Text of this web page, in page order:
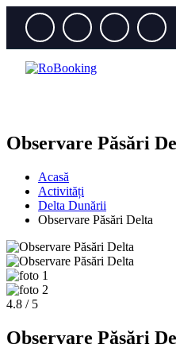
Observare Păsări
Acasă
Activități
Delta Dunării
Observare Păsări Delta
4.8 / 5
Observare Păsări